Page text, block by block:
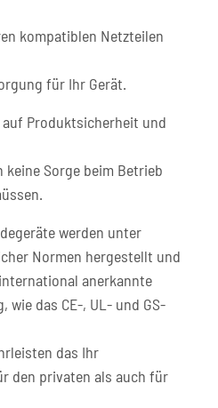
kompatiblen Netzteilen
für Ihr Gerät.
Produktsicherheit und
keine Sorge beim Betrieb
werden unter
Normen hergestellt und
anerkannte
das CE-, UL- und GS-
das Ihr
den privaten als auch für